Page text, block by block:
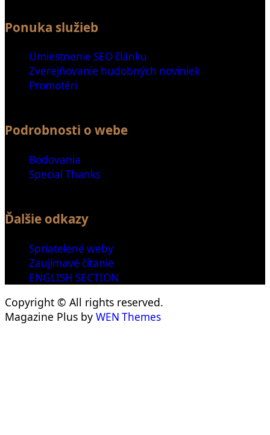
Ponuka služieb
Umiestnenie SEO článku
Zverejňovanie hudobných noviniek
Promotéri
Podrobnosti o webe
Bodovania
Special Thanks
Ďalšie odkazy
Spriatelené weby
Zaujímavé čítanie
ENGLISH SECTION
Copyright © All rights reserved.
Magazine Plus by WEN Themes